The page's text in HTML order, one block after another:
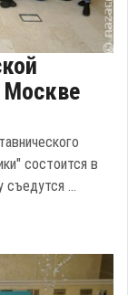
Москве
состоится в
...